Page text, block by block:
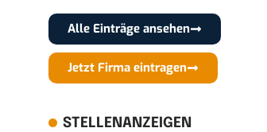
Alle Einträge ansehen
Jetzt Firma eintragen
STELLENANZEIGEN